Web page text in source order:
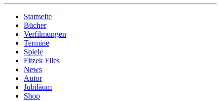
Startseite
Bücher
Verfilmungen
Termine
Spiele
Fitzek Files
News
Autor
Jubiläum
Shop